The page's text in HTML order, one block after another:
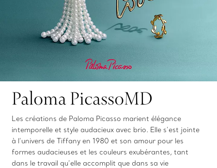
Paloma PicassoMD
Les créations de Paloma Picasso marient élégance
intemporelle et style audacieux avec brio. Elle s’est jointe
à l’univers de Tiffany en 1980 et son amour pour les
formes audacieuses et les couleurs exubérantes, tant
dans le travail qu’elle accomplit que dans sa vie